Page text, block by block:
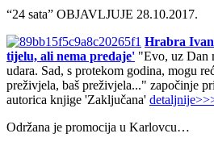
“24 sata” OBJAVLJUJE 28.10.2017.
Hrabra
tijelu, ali nema predaje' "Evo, uz Dan
udara. Sad, s protekom godina, mogu
preživjela, baš preživjela..." započinje
autorica knjige 'Zaključana'
Održana je promocija u Karlovcu…